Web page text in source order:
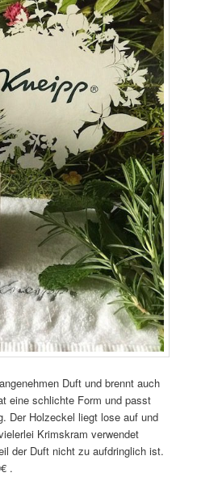
Duft und brennt auch
eine schlichte Form und passt
Der Holzeckel liegt lose auf und
Krimskram verwendet
der Duft nicht zu aufdringlich ist.
.